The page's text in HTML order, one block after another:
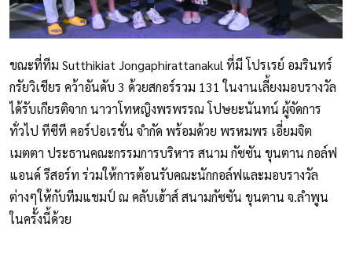
ขณะที่ทีม Sutthikiat Jongaphirattanakul ที่มี โปรเรย์ อมรินทร์
กรัยวิเชียร คว้าอันดับ 3 ด้วยสกอร์รวม 131 ในงานเลี้ยงมอบรางวัล
ได้รับเกียรติจาก นาวาโทหญิงพรพรรณ โปษยะนันทน์ ผู้จัดการ
ทั่วไป ทีซีที คอร์ปอเรชั่น จำกัด พร้อมด้วย พรหมพร เอี่ยมจิต
เมตตา ประธานคณะกรรมการบริหาร สนาม กัซซัน ขุนตาน กอล์ฟ
แอนด์ รีสอร์ท ร่วมให้การต้อนรับคณะนักกอล์ฟและมอบรางวัล
ต่างๆให้กับทีมแชมป์ ณ คลับเฮ้าส์ สนามกัซซัน ขุนตาน จ.ลำพูน
ในครั้งนี้ด้วย